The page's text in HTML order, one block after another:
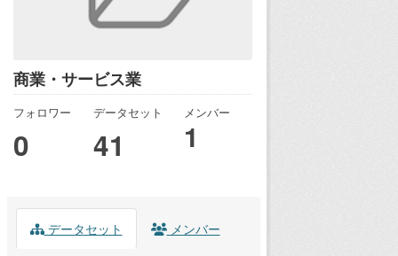
商業・サービス業
フォロワー
0
データセット
41
メンバー
1
データセット メンバー